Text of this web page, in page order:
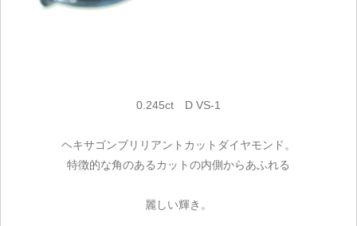
0.245ct D VS-1
ヘキサゴンブリリアントカットダイヤモンド。
特徴的な角のあるカットの内側からあふれる
麗しい輝き。